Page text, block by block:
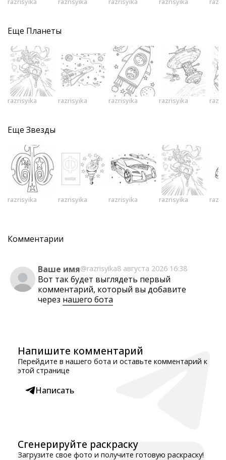
Еще Планеты
razrisyika razrisyika razrisyika razrisyika
Еще Звезды
razrisyika razrisyika razrisyika razrisyika
Комментарии
Ваше имя@razrisyika8 августа 2026 16:38
Вот так будет выглядеть первый
комментарий, который вы добавите
через нашего бота
Напишите комментарий
Перейдите в нашего бота и оставьте комментарий к
этой странице
Написать
Сгенерируйте раскраску
Загрузите свое фото и получите готовую раскраску!